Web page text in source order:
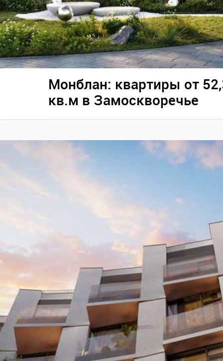
Монблан: квартиры от
кв.м в Замоскворечье